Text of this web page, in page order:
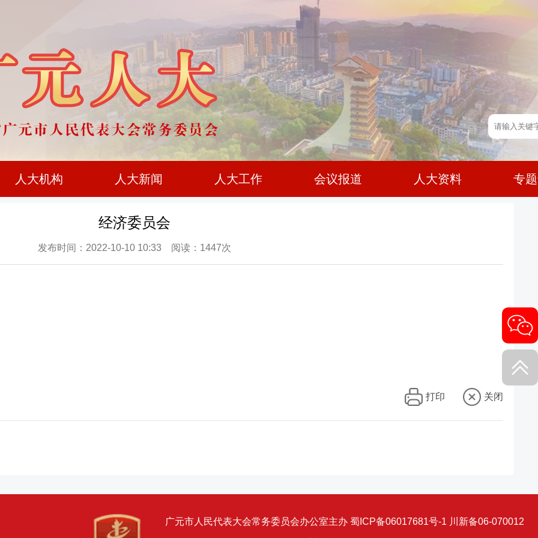
人大机构 人大新闻 人大工作 会议报道 人大资料 专
经济委员会
发布时间：2022-10-10 10:33 阅读：1447次
打印 关闭
广元市人民代表大会常务委员会办公室主办 蜀ICP备06017681号-1 川新备06-070012